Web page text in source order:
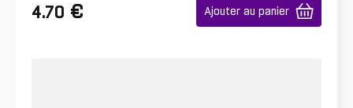
4.70 € Ajouter au panier